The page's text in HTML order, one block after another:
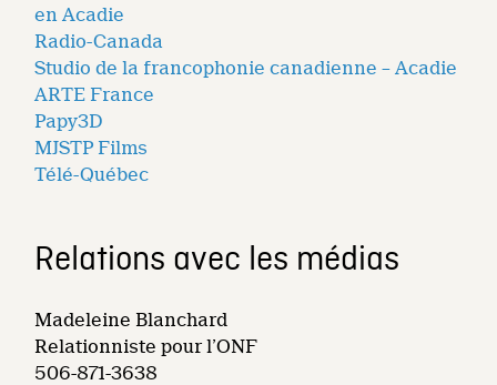
en Acadie
Radio-Canada
Studio de la francophonie canadienne – Acadie
ARTE France
Papy3D
MJSTP Films
Télé-Québec
Relations avec les médias
Madeleine Blanchard
Relationniste pour l’ONF
506-871-3638